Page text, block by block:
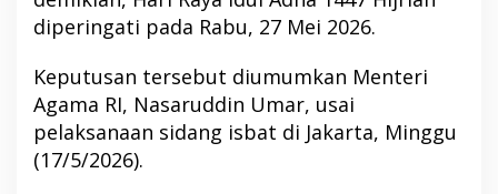
diperingati pada Rabu, 27 Mei 2026.
Keputusan tersebut diumumkan Menteri
Agama RI, Nasaruddin Umar, usai
pelaksanaan sidang isbat di Jakarta, Minggu
(17/5/2026).